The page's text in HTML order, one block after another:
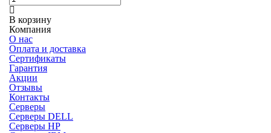
В корзину
Компания
О нас
Оплата и доставка
Сертификаты
Гарантия
Акции
Отзывы
Контакты
Серверы
Серверы DELL
Серверы HP